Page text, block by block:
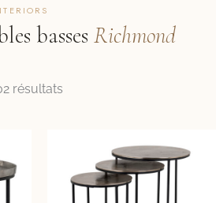
bassesRichmond
résultats
croissant